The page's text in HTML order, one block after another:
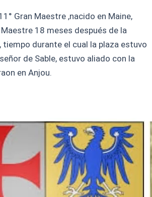
Gran Maestre ,nacido en Maine,
18 meses después de la
durante el cual la plaza estuvo
de Sable, estuvo aliado con la
en Anjou.